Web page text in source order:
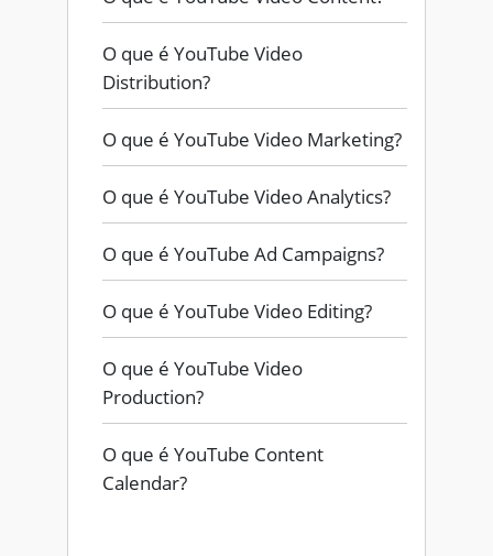
O que é YouTube Video
Distribution?
O que é YouTube Video Marketing?
O que é YouTube Video Analytics?
O que é YouTube Ad Campaigns?
O que é YouTube Video Editing?
O que é YouTube Video
Production?
O que é YouTube Content
Calendar?